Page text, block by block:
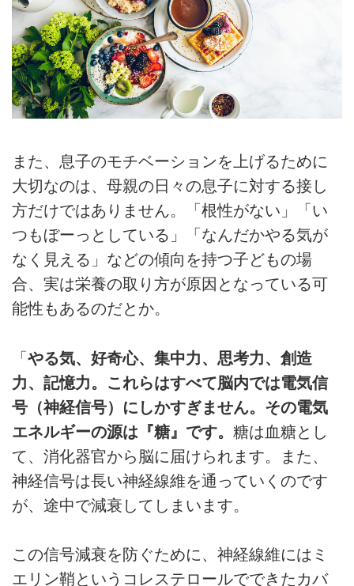
また、息子のモチベーションを上げるために
大切なのは、母親の日々の息子に対する接し
方だけではありません。「根性がない」「い
つもぼーっとしている」「なんだかやる気が
なく見える」などの傾向を持つ子どもの場
合、実は栄養の取り方が原因となっている可
能性もあるのだとか。
「 やる気、好奇心、集中力、思考力、創造
力、記憶力。これらはすべて脳内では電気信
号（神経信号）にしかすぎません。その電気
エネルギーの源は『糖』です。 糖は血糖とし
て、消化器官から脳に届けられます。また、
神経信号は長い神経線維を通っていくのです
が、途中で減衰してしまいます。
この信号減衰を防ぐために、神経線維にはミ
エリン鞘というコレステロールでできたカバ